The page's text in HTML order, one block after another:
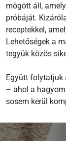
mögött áll,
próbáját.
receptekkel,
Lehetőségek a
tegyük közös
Együtt folytatjuk
– ahol a
sosem kerül